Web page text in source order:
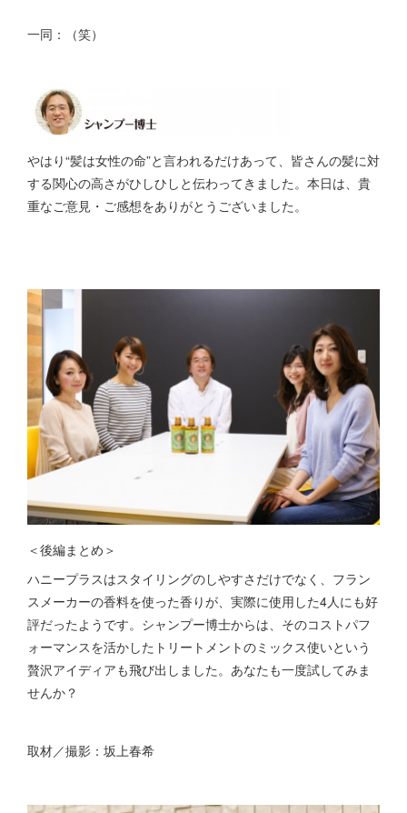
一同：（笑）
やはり“髪は女性の命”と言われるだけあって、皆さんの髪に対
する関心の高さがひしひしと伝わってきました。本日は、貴
重なご意見・ご感想をありがとうございました。
＜後編まとめ＞
ハニープラスはスタイリングのしやすさだけでなく、フラン
スメーカーの香料を使った香りが、実際に使用した4人にも好
評だったようです。シャンプー博士からは、そのコストパフ
ォーマンスを活かしたトリートメントのミックス使いという
贅沢アイディアも飛び出しました。あなたも一度試してみま
せんか？
取材／撮影：坂上春希